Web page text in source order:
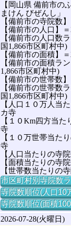
【岡山県 備前市の
まけん びぜんし」
【備前市の寺院数
【備前市の人口】＝
【備前市の人口数
国1,866市区町村中)
【備前市の面積】
【備前市の面積ラ
1,866市区町村中)
【備前市の世帯数
【備前市の世帯数
国1,866市区町村中)
【人口１０万人当
カ寺
【１０Km四方当た
寺
【１０万世帯当た
寺
【人口当たりの寺
【面積当たりの寺
【世帯数当たりの
市区町村別寺院数
寺院数順位(人口10
寺院数順位(面積
2026-07-28(火曜日)